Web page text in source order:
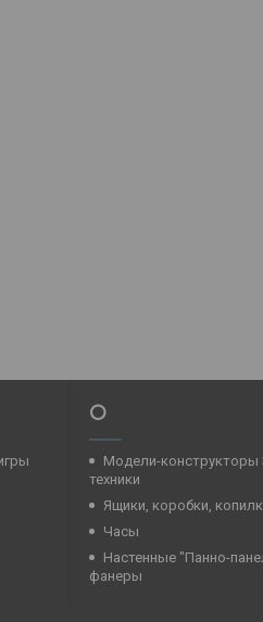
⭕
Модели-конструкторы
техники
Ящики, коробки,
Часы
Настенные "Панно-
фанеры